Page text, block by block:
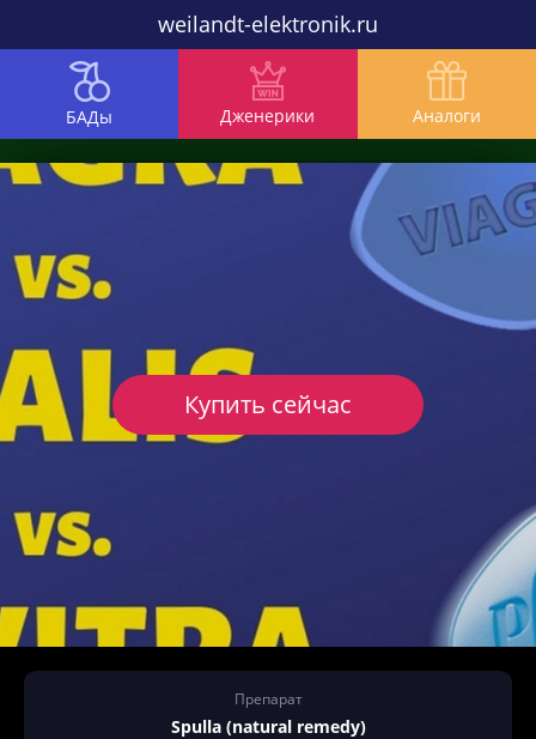
weilandt-elektronik.ru
БАДы Дженерики Аналоги
Препарат
Spulla (natural remedy)
Купить сейчас